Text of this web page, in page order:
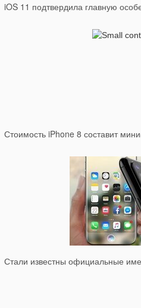
iOS 11 подтвердила главную
Стоимость iPhone 8 составит
Стали известны официальные